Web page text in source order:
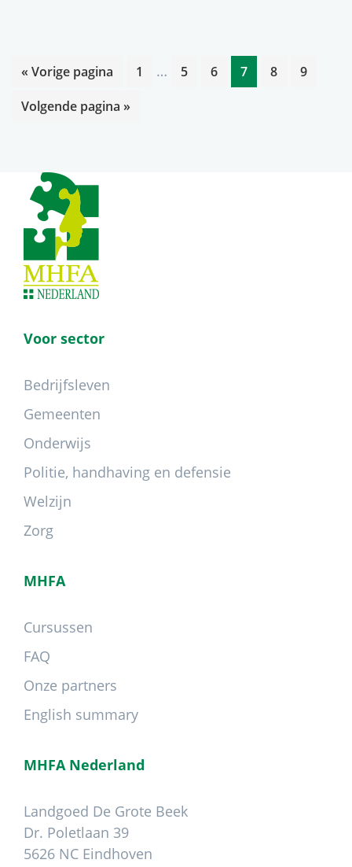
« Ga
Vorige pagina Pagina
1
Interim
… Pagina
5 Pagina
6 Pagina
7 Pagina
8 Pagina
9
Ga
Volgende pagina »
Footer
Voor sector
Bedrijfsleven
Gemeenten
Onderwijs
Politie, handhaving en defensie
Welzijn
Zorg
MHFA
Cursussen
FAQ
Onze partners
English summary
MHFA Nederland
Landgoed De Grote Beek
Dr. Poletlaan 39
5626 NC Eindhoven